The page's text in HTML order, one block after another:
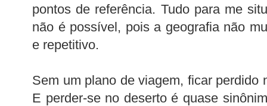
pontos de referência. Tudo para me
não é possível, pois a geografia não
e repetitivo.
Sem um plano de viagem, ficar perdido
E perder-se no deserto é quase